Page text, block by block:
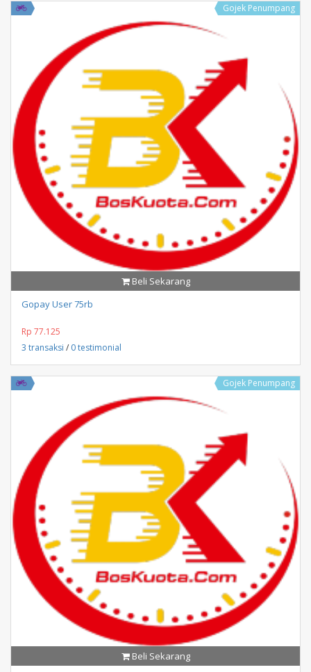
Gojek Penumpang
Beli Sekarang
Gopay User 75rb
Rp 77.125
3 transaksi / 0 testimonial
Gojek Penumpang
Beli Sekarang